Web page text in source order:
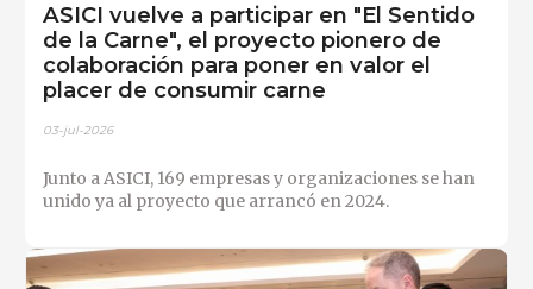
ASICI vuelve a participar en "El Sentido
de la Carne", el proyecto pionero de
colaboración para poner en valor el
placer de consumir carne
03-jul-2026
Junto a ASICI, 169 empresas y organizaciones se han
unido ya al proyecto que arrancó en 2024.